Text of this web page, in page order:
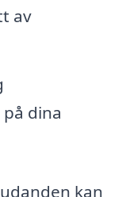
av
dina
kan